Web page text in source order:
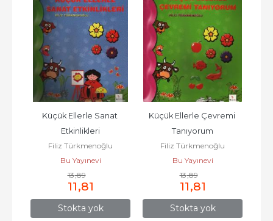
Stokta yok
Küçük Ellerle Sanat
Etkinlikleri
Filiz Türkmenoğlu
Bu Yayınevi
13,89
11,81
Stokta yok
Küçük Ellerle Çevremi
Tanıyorum
Filiz Türkmenoğlu
Bu Yayınevi
13,89
11,81